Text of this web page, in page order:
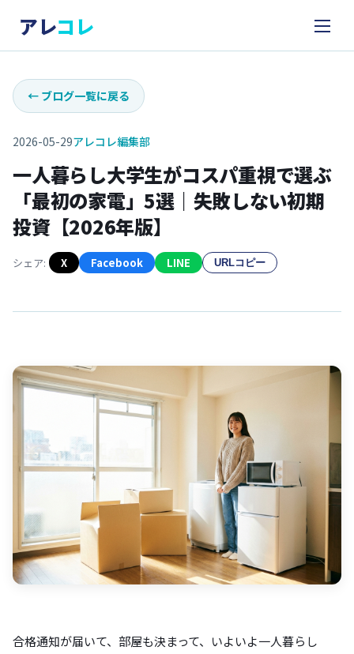
アレコレ
← ブログ一覧に戻る
2026-05-29アレコレ編集部
一人暮らし大学生がコスパ重視で選ぶ
「最初の家電」5選｜失敗しない初期
投資【2026年版】
シェア: X Facebook LINE URLコピー
合格通知が届いて、部屋も決まって、いよいよ一人暮らし